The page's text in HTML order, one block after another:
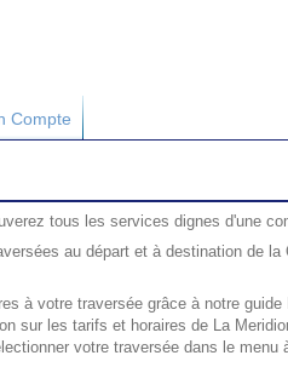
Compte
tous les services dignes d'une
au départ et à destination de
à votre traversée grâce à notre
sur les tarifs et horaires de La
votre traversée dans le menu